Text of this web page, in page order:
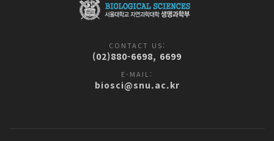
CONTACT US:
(02)880-6698, 6699
E-MAIL:
biosci@snu.ac.kr